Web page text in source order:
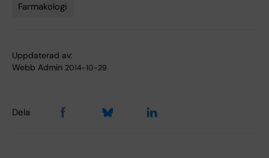
Farmakologi
Uppdaterad av:
Webb Admin 2014-10-29
Dela